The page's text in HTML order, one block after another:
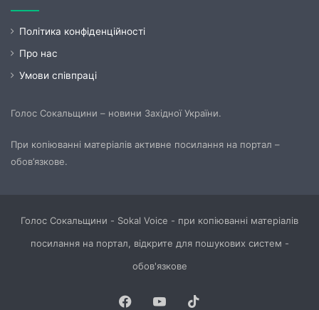
Політика конфіденційності
Про нас
Умови співпраці
Голос Сокальщини – новини Західної України.
При копіюванні матеріалів активне посилання на портал –
обов’язкове.
Голос Сокальщини - Sokal Voice - при копіюванні матеріалів
посилання на портал, відкрите для пошукових систем -
обов'язкове
Facebook
YouTube